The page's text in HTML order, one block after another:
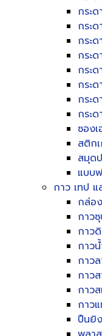
กระ
กระด
กระ
กระ
กระ
กระ
กระ
กระด
ซอง
สติก
สมุด
แบบ
กาว เทป
กล่อ
กาว
กาว
กาว
กาว
กาว
กาว
กาว
ปืนยิ